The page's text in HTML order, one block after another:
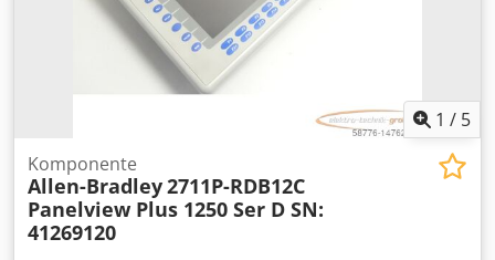
1 / 5
Komponente
Allen-Bradley2711P-RDB12C
Panelview Plus 1250 Ser D SN:
41269120